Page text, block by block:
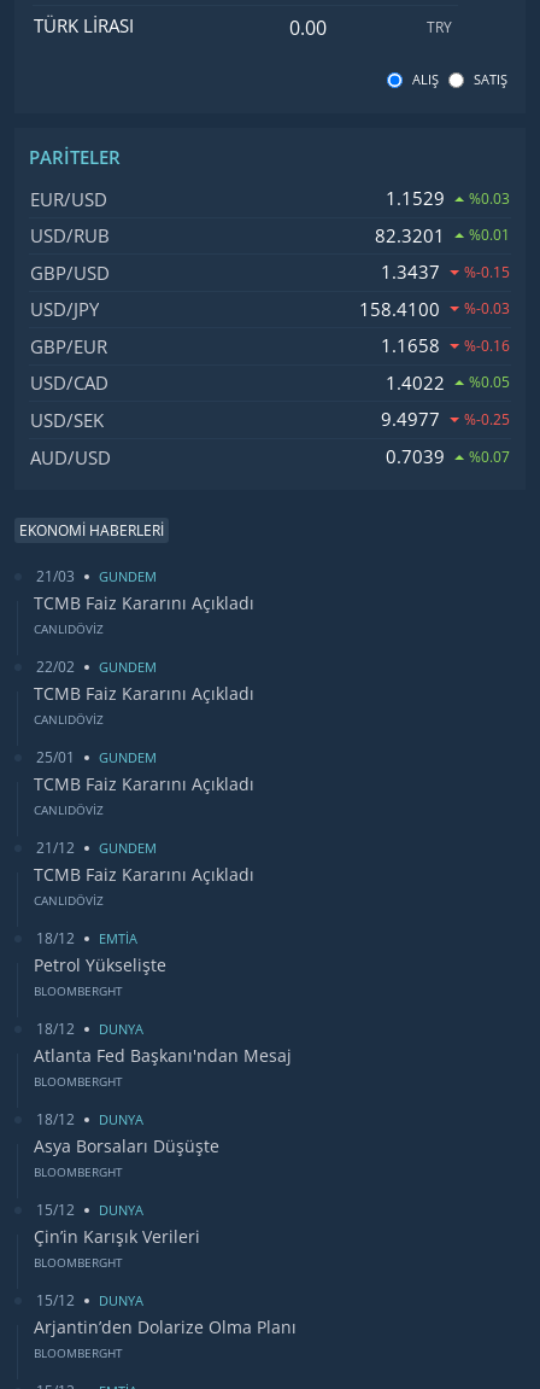
TÜRK LIRASI Türk Lirası değeri
TRY
ALIŞ SATIŞ
PARITELER
İsim, Kod
EUR/USD 1.1529 %0.03
USD/RUB 82.3201 %0.01
GBP/USD 1.3437 %-0.15
USD/JPY 158.4100 %-0.03
GBP/EUR 1.1658 %-0.16
USD/CAD 1.4022 %0.05
USD/SEK 9.4977 %-0.25
AUD/USD 0.7039 %0.07
EKONOMİ HABERLERİ
21/03 GUNDEM
TCMB Faiz Kararını Açıkladı
CANLIDÖVİZ
22/02 GUNDEM
TCMB Faiz Kararını Açıkladı
CANLIDÖVİZ
25/01 GUNDEM
TCMB Faiz Kararını Açıkladı
CANLIDÖVİZ
21/12 GUNDEM
TCMB Faiz Kararını Açıkladı
CANLIDÖVİZ
18/12 EMTİA
Petrol Yükselişte
BLOOMBERGHT
18/12 DUNYA
Atlanta Fed Başkanı'ndan Mesaj
BLOOMBERGHT
18/12 DUNYA
Asya Borsaları Düşüşte
BLOOMBERGHT
15/12 DUNYA
Çin’in Karışık Verileri
BLOOMBERGHT
15/12 DUNYA
Arjantin’den Dolarize Olma Planı
BLOOMBERGHT